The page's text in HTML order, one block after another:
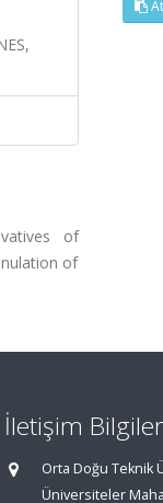
of
of
İletişim
Orta Doğu Teknik
Üniversiteler